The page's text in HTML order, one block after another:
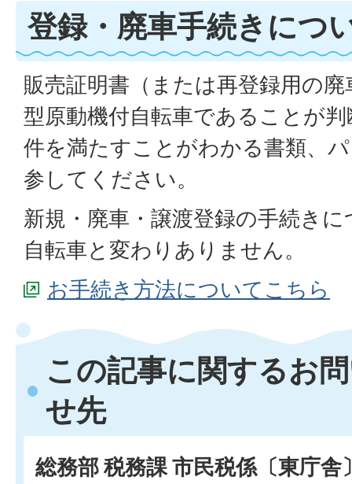
登録・廃車手続きにつ
販売証明書（または再登録用の
型原動機付自転車であることが
件を満たすことがわかる書類、
参してください。
新規・廃車・譲渡登録の手続き
自転車と変わりありません。
お手続き方法についてこちら
この記事に関するお
せ先
総務部 税務課 市民税係〔東庁舎